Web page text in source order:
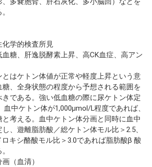
化学的検査所見
糖、肝逸脱酵素上昇、高CK血症、高アン
とはケトン体値が正常や軽度上昇という意
、全身状態の程度から予想される範囲を
である。強い低血糖の際に尿ケトン体定
中ケトン体が1,000µmol/L程度であれば、
考える。血中ケトン体分画と同時に血中
、遊離脂肪酸／総ケトン体モル比＞2.5、
キシ酪酸モル比＞3.0であれば脂肪酸β 酸
（血清）